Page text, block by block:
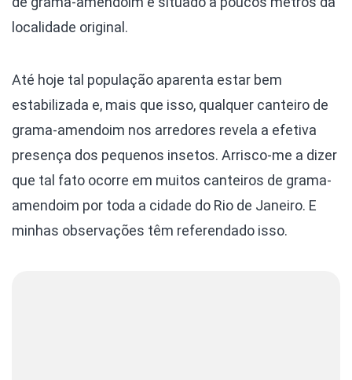
localidade original.
Até hoje tal população aparenta estar bem
estabilizada e, mais que isso, qualquer canteiro de
grama-amendoim nos arredores revela a efetiva
presença dos pequenos insetos. Arrisco-me a dizer
que tal fato ocorre em muitos canteiros de grama-
amendoim por toda a cidade do Rio de Janeiro. E
minhas observações têm referendado isso.